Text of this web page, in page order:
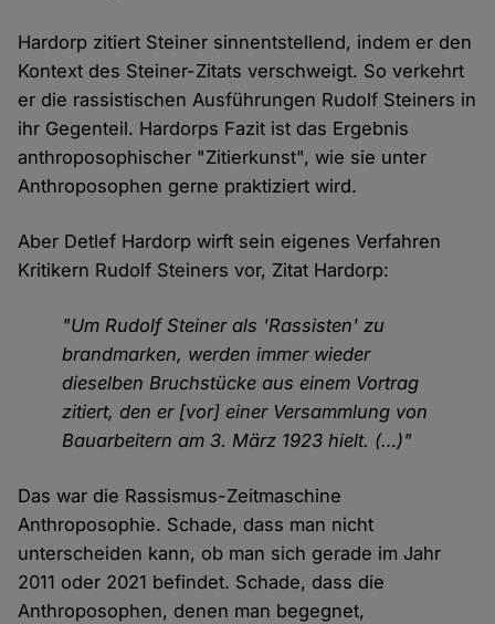
Hardorp zitiert Steiner sinnentstellend, indem er den
Kontext des Steiner-Zitats verschweigt. So verkehrt
er die rassistischen Ausführungen Rudolf Steiners in
ihr Gegenteil. Hardorps Fazit ist das Ergebnis
anthroposophischer "Zitierkunst", wie sie unter
Anthroposophen gerne praktiziert wird.
Aber Detlef Hardorp wirft sein eigenes Verfahren
Kritikern Rudolf Steiners vor, Zitat Hardorp:
"Um Rudolf Steiner als 'Rassisten' zu
brandmarken, werden immer wieder
dieselben Bruchstücke aus einem Vortrag
zitiert, den er [vor] einer Versammlung von
Bauarbeitern am 3. März 1923 hielt. (…)"
Das war die Rassismus-Zeitmaschine
Anthroposophie. Schade, dass man nicht
unterscheiden kann, ob man sich gerade im Jahr
2011 oder 2021 befindet. Schade, dass die
Anthroposophen, denen man begegnet,